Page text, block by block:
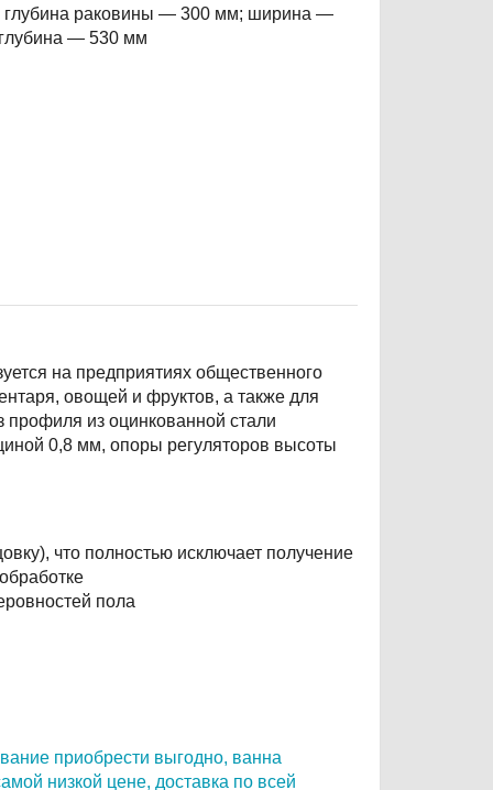
глубина раковины — 300 мм; ширина —
— 530 мм
на предприятиях общественного
овощей и фруктов, а также для
из оцинкованной стали
0,8 мм, опоры регуляторов высоты
что полностью исключает получение
пола
приобрести выгодно, ванна
низкой цене, доставка по всей